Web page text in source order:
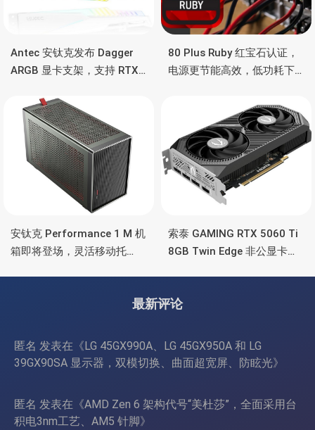
Antec 安钛克发布 Dagger
ARGB 显卡支架，支持 RTX
彩灯效
80 Plus Ruby 红宝石认证，
电源更节能高效，低功耗下
安钛克 Performance 1 M 机
箱即将登场，灵活移动托
索泰 GAMING RTX 5060 Ti
8GB Twin Edge 非公显卡，
最新评论
匿名 发表在《LG 45GX990A、LG 45GX950A 和 LG
39GX90SA 显示器，双模切换、曲面超宽屏、防眩光》
匿名 发表在《AMD Zen 6 架构代号“美杜莎”，全面采用台
积电3nm工艺、AM5 针脚》